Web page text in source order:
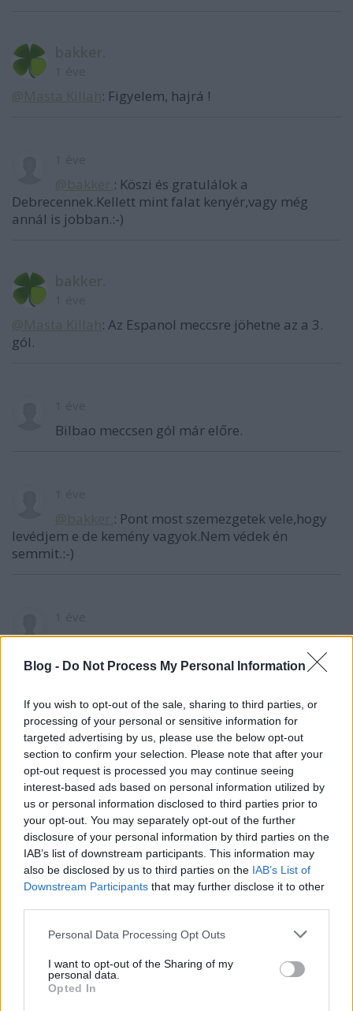
Blog - Do Not Process My Personal Information
If you wish to opt-out of the sale, sharing to third parties, or
processing of your personal or sensitive information for
targeted advertising by us, please use the below opt-out
section to confirm your selection. Please note that after your
opt-out request is processed you may continue seeing
interest-based ads based on personal information utilized by
us or personal information disclosed to third parties prior to
your opt-out. You may separately opt-out of the further
disclosure of your personal information by third parties on the
IAB’s list of downstream participants. This information may
also be disclosed by us to third parties on the IAB’s List of
Downstream Participants that may further disclose it to other
Please note that this website/app uses one or more Google
not limited to your visit or usage behaviour. You may click to
grant or deny consent to Google and its third-party tags to
use your data for below specified purposes in below Google
Personal Data Processing Opt Outs
I want to opt-out of the Sharing of my
personal data.
Opted In
: Figyelem, hajrá !
: Köszi és gratulálok a
Debrecennek.Kellett mint falat kenyér,vagy még
annál is jobban.:-)
: Az Espanol meccsre jöhetne az a 3.
gól.
Bilbao meccsen gól már előre.
: Pont most szemezgetek vele,hogy
levédjem e de kemény vagyok.Nem védek én
semmit.:-)
@Masta Killah: Várható volt a Bilbao meccsen
a gól.Előre.
1 éve
3-4 perccel előtte felfüggesztették a
fogadást.Egy picit előbb járnak mint mi.Csak egy
tyúklépéssel.:-)
bakker.
1 éve
@Masta Killah: Csak meg lett a 4. találatod is,
gratulálok!
Zoltan Jauch
1 éve